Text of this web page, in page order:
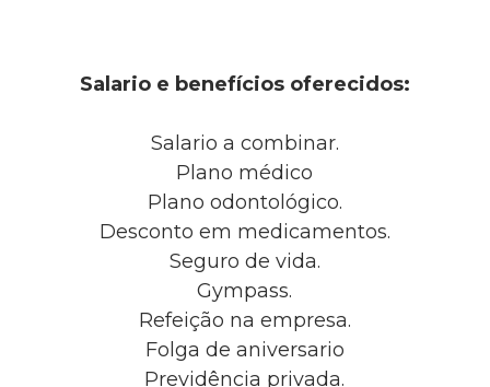
Salario e benefícios oferecidos:
Salario a combinar.
Plano médico
Plano odontológico.
Desconto em medicamentos.
Seguro de vida.
Gympass.
Refeição na empresa.
Folga de aniversario
Previdência privada.